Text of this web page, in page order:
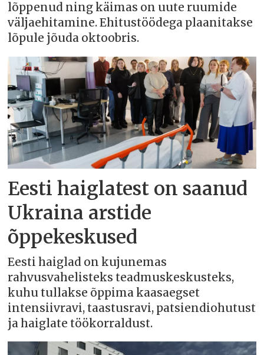
lõppenud ning käimas on uute ruumide
väljaehitamine. Ehitustöödega plaanitakse
lõpule jõuda oktoobris.
Eesti haiglatest on saanud
Ukraina arstide
õppekeskused
Eesti haiglad on kujunemas
rahvusvahelisteks teadmuskeskusteks,
kuhu tullakse õppima kaasaegset
intensiivravi, taastusravi, patsiendiohutust
ja haiglate töökorraldust.